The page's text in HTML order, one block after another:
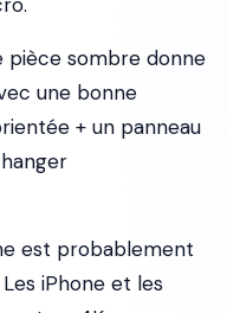
pièce sombre donne
une bonne
+ un panneau
est probablement
iPhone et les